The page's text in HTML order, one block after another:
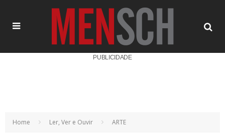
PUBLICIDADE
Home Ler, Ver e Ouvir ARTE